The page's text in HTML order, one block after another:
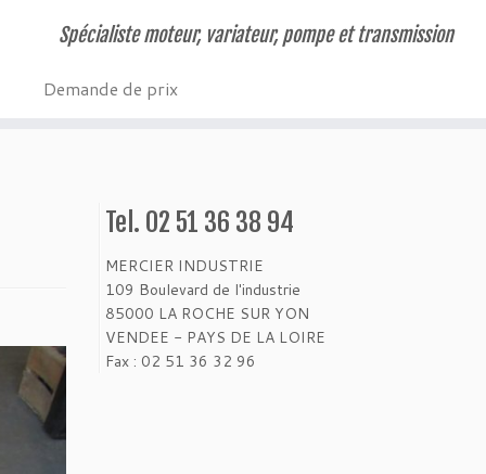
Spécialiste moteur, variateur, pompe et transmission
Demande de prix
Tel. 02 51 36 38 94
MERCIER INDUSTRIE
109 Boulevard de l'industrie
85000 LA ROCHE SUR YON
VENDEE - PAYS DE LA LOIRE
Fax : 02 51 36 32 96